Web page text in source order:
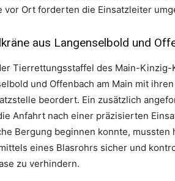
vor Ort forderten die Einsatzleiter
aus Langenselbold und
Tierrettungsstaffel des Main-
und Offenbach am Main mit
beordert. Ein zusätzlich
Anfahrt nach einer präzisierten
Bergung beginnen konnte,
eines Blasrohrs sicher und
zu verhindern.